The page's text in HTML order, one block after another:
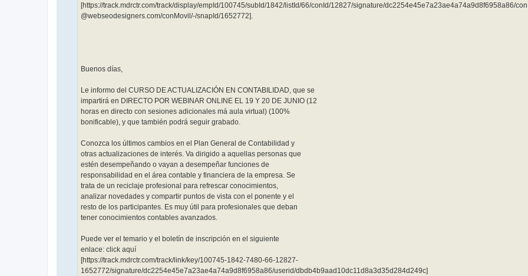
[https://track.mdrctr.com/track/display/empId/100745/subId/1842/listId/66/conId/12827/signature/dc2254e45e7a23ae4a74a9d8f6958a86/
@webseodesigners.com/conMovil/-/snapId/1652772].
Buenos días,
Le informo del CURSO DE ACTUALIZACIÓN EN CONTABILIDAD, que se
impartirá en DIRECTO POR WEBINAR ONLINE EL 19 Y 20 DE JUNIO (12
horas en directo con sesiones adicionales má aula virtual) (100%
bonificable), y que también podrá seguir grabado.
Conozca los últimos cambios en el Plan General de Contabilidad y
otras actualizaciones de interés. Va dirigido a aquellas personas que
estén desempeñando o vayan a desempeñar funciones de
responsabilidad en el área contable y financiera de la empresa. Se
trata de un reciclaje profesional para refrescar conocimientos,
analizar novedades y compartir puntos de vista con el ponente y el
resto de los participantes. Es muy útil para profesionales que deban
tener conocimientos contables avanzados.
Puede ver el temario y el boletín de inscripción en el siguiente
enlace: click aquí
[https://track.mdrctr.com/track/link/key/100745-1842-7480-66-12827-
1652772/signature/dc2254e45e7a23ae4a74a9d8f6958a86/userid/dbdb4b9aad10dc11d8a3d35d284d249c]